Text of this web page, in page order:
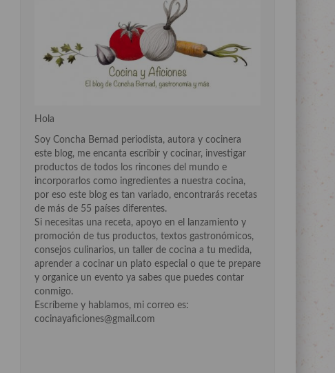
Hola
Soy Concha Bernad periodista, autora y cocinera
este blog, me encanta escribir y cocinar, investigar
productos de todos los rincones del mundo e
incorporarlos como ingredientes a nuestra cocina,
por eso este blog es tan variado, encontrarás recetas
de más de 55 países diferentes.
Si necesitas una receta, apoyo en el lanzamiento y
promoción de tus productos, textos gastronómicos,
consejos culinarios, un taller de cocina a tu medida,
aprender a cocinar un plato especial o que te prepare
y organice un evento ya sabes que puedes contar
conmigo.
Escríbeme y hablamos, mi correo es:
cocinayaficiones@gmail.com